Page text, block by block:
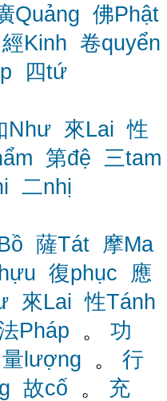
Quảng 佛Phật
經Kinh 卷quyển
四tứ
Như 來Lai 性
第đệ 三tam
二nhị
薩Tát 摩Ma
復phục
應
來Lai 性Tánh
Pháp 。 功
量lượng 。 行
故cố 。 充